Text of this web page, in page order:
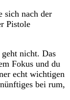
sich nach der
Pistole
nicht. Das
Fokus und du
echt wichtigen
bei rum,